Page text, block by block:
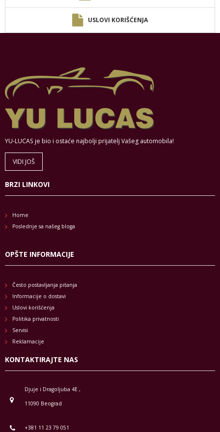
USLOVI KORIŠĆENJA
YU-LUCAS je bio i ostaće najbolji prijatelj Vašeg automobila!
VIDI JOŠ
BRZI LINKOVI
Home
Poslednje sa našeg bloga
OPŠTE INFORMACIJE
Često postavljanja pitanja
Informacije o dostavi
Uslovi korišćenja
Politika privatnosti
Servisi
Reklamacije
KONTAKTIRAJTE NAS
Djuje i Dragoljuba 4E ,
11090 Beograd
+381 11 23 79 051